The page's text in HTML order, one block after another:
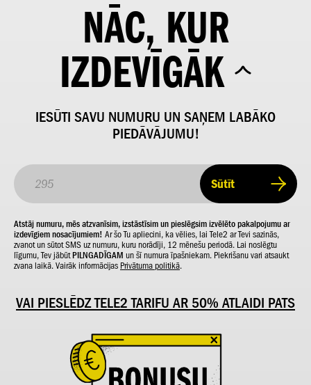
NĀC, KUR
IZDEVĪGĀK
IESŪTI SAVU NUMURU UN SAŅEM LABĀKO
PIEDĀVĀJUMU!
Sūtīt
Atstāj numuru, mēs atzvanīsim, izstāstīsim un pieslēgsim izvēlēto pakalpojumu ar
izdevīgiem nosacījumiem! Ar šo Tu apliecini, ka vēlies, lai Tele2 ar Tevi sazinās,
zvanot un sūtot SMS uz numuru, kuru norādīji, 12 mēnešu periodā. Lai noslēgtu
līgumu, Tev jābūtPILNGADĪGAM un šī numura īpašniekam. Piekrišanu vari atsaukt
zvana laikā. Vairāk informācijas Privātuma politikā.
VAI PIESLĒDZ TELE2 TARIFU AR 50% ATLAIDI PATS